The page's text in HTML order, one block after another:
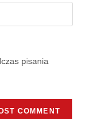
pisania